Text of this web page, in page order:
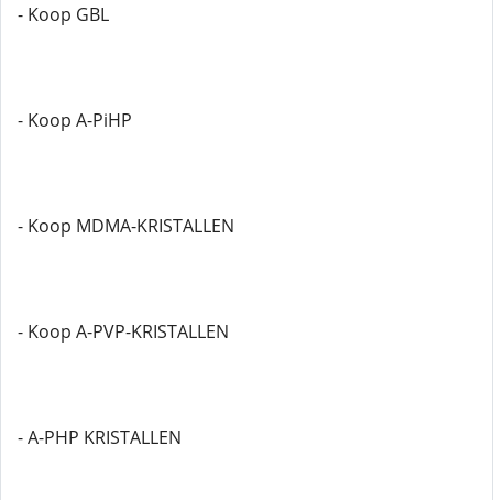
- Koop GBL
- Koop A-PiHP
- Koop MDMA-KRISTALLEN
- Koop A-PVP-KRISTALLEN
- A-PHP KRISTALLEN